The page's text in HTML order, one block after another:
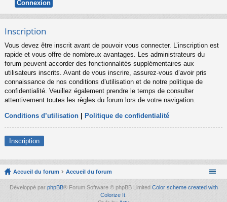
Inscription
Vous devez être inscrit avant de pouvoir vous connecter. L’inscription est
rapide et vous offre de nombreux avantages. Les administrateurs du
forum peuvent accorder des fonctionnalités supplémentaires aux
utilisateurs inscrits. Avant de vous inscrire, assurez-vous d’avoir pris
connaissance de nos conditions d’utilisation et de notre politique de
confidentialité. Veuillez également prendre le temps de consulter
attentivement toutes les règles du forum lors de votre navigation.
Conditions d’utilisation Politique de confidentialité
Inscription
Accueil du forum Accueil du forum
Développé par phpBB® Forum Software © phpBB Limited Color scheme created with
Colorize It.